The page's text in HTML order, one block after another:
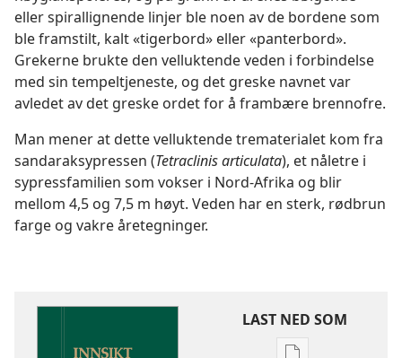
eller spirallignende linjer ble noen av de bordene som
ble framstilt, kalt «tigerbord» eller «panterbord».
Grekerne brukte den velluktende veden i forbindelse
med sin tempeltjeneste, og det greske navnet var
avledet av det greske ordet for å frambære brennofre.
Man mener at dette velluktende trematerialet kom fra
sandaraksypressen (Tetraclinis articulata), et nåletre i
sypressfamilien som vokser i Nord-Afrika og blir
mellom 4,5 og 7,5 m høyt. Veden har en sterk, rødbrun
farge og vakre åretegninger.
LAST NED SOM